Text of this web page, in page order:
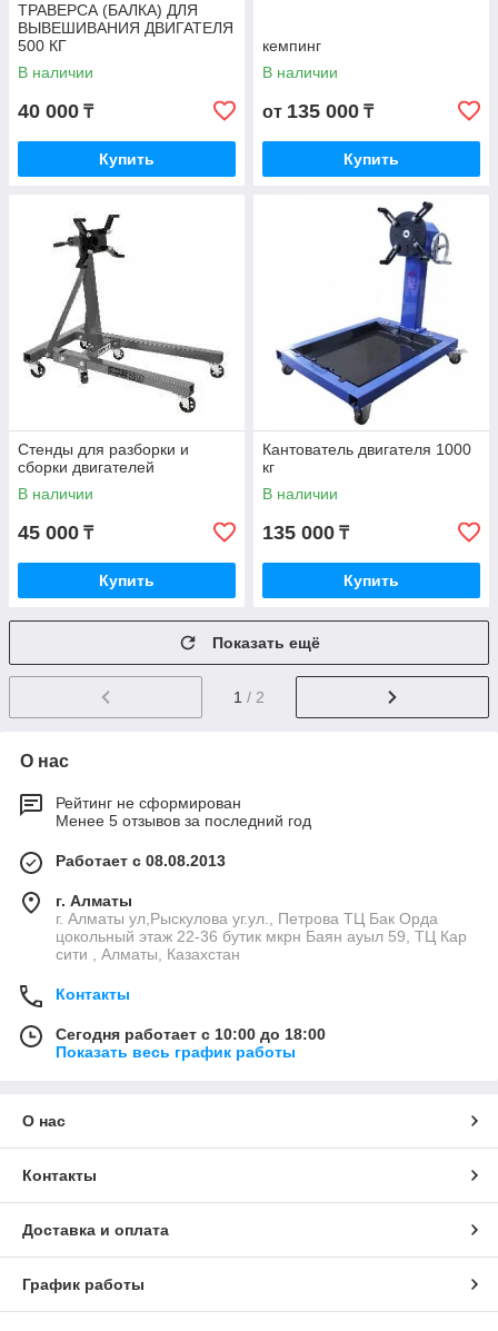
ТРАВЕРСА (БАЛКА) ДЛЯ
ВЫВЕШИВАНИЯ ДВИГАТЕЛЯ
500 КГ
В наличии
40 000 ₸
Купить
кемпинг
В наличии
от 135 000 ₸
Купить
Стенды для разборки и
сборки двигателей
В наличии
45 000 ₸
Купить
Кантователь двигателя 1000
кг
В наличии
135 000 ₸
Купить
Показать ещё
1 / 2
О нас
Рейтинг не сформирован
Менее 5 отзывов за последний год
Работает с 08.08.2013
г. Алматы
г. Алматы ул,Рыскулова уг.ул., Петрова ТЦ Бак Орда
цокольный этаж 22-36 бутик мкрн Баян ауыл 59, ТЦ Кар
сити , Алматы, Казахстан
Контакты
Сегодня работает с 10:00 до 18:00
Показать весь график работы
О нас
Контакты
Доставка и оплата
График работы